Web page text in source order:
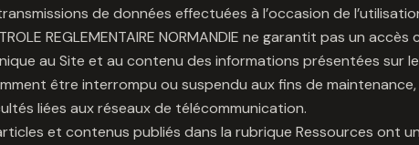
de données effectuées à l’occasion de
REGLEMENTAIRE NORMANDIE ne garantit pas un
au Site et au contenu des informations présentées sur
être interrompu ou suspendu aux fins de
liées aux réseaux de télécommunication.
et contenus publiés dans la rubrique Ressources ont